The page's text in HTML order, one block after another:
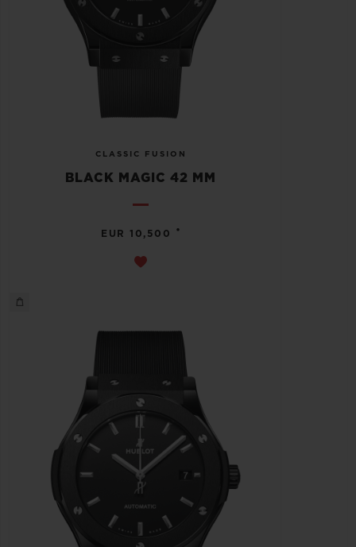
CLASSIC FUSION
BLACK MAGIC 42 MM
EUR 10,500 •